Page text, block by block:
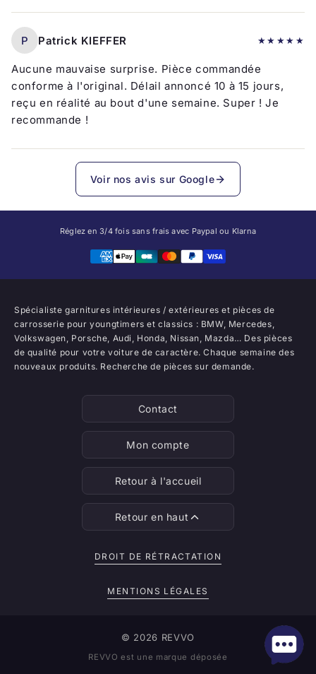
P Patrick KIEFFER ★★★★★
Aucune mauvaise surprise. Pièce commandée
conforme à l'original. Délail annoncé 10 à 15 jours,
reçu en réalité au bout d'une semaine. Super ! Je
recommande !
Voir nos avis sur Google
Réglez en 3/4 fois sans frais avec Paypal ou Klarna
Spécialiste garnitures intérieures / extérieures et pièces de
carrosserie pour youngtimers et classics : BMW, Mercedes,
Volkswagen, Porsche, Audi, Honda, Nissan, Mazda… Des pièces
de qualité pour votre voiture de caractère. Chaque semaine des
nouveaux produits. Recherche de pièces sur demande.
Contact
Mon compte
Retour à l'accueil
Retour en haut
DROIT DE RÉTRACTATION
MENTIONS LÉGALES
© 2026 REVVO
REVVO est une marque déposée